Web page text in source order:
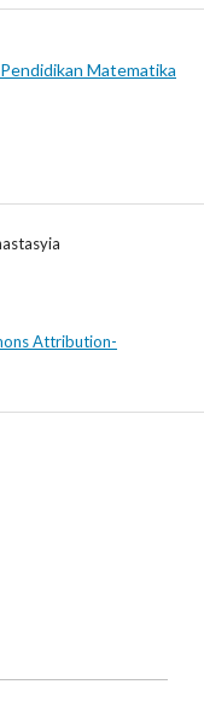
Matematika
Attribution-